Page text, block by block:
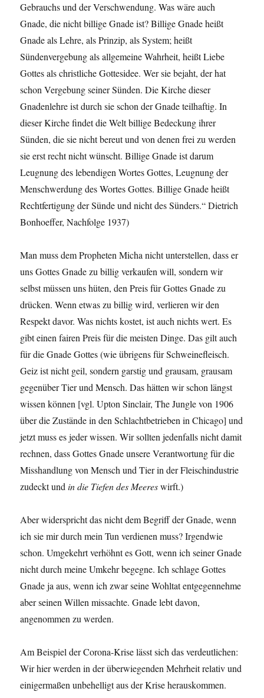
Gebrauchs und der Verschwendung. Was wäre auch
Gnade, die nicht billige Gnade ist? Billige Gnade heißt
Gnade als Lehre, als Prinzip, als System; heißt
Sündenvergebung als allgemeine Wahrheit, heißt Liebe
Gottes als christliche Gottesidee. Wer sie bejaht, der hat
schon Vergebung seiner Sünden. Die Kirche dieser
Gnadenlehre ist durch sie schon der Gnade teilhaftig. In
dieser Kirche findet die Welt billige Bedeckung ihrer
Sünden, die sie nicht bereut und von denen frei zu werden
sie erst recht nicht wünscht. Billige Gnade ist darum
Leugnung des lebendigen Wortes Gottes, Leugnung der
Menschwerdung des Wortes Gottes. Billige Gnade heißt
Rechtfertigung der Sünde und nicht des Sünders.“ Dietrich
Bonhoeffer, Nachfolge 1937)
Man muss dem Propheten Micha nicht unterstellen, dass er
uns Gottes Gnade zu billig verkaufen will, sondern wir
selbst müssen uns hüten, den Preis für Gottes Gnade zu
drücken. Wenn etwas zu billig wird, verlieren wir den
Respekt davor. Was nichts kostet, ist auch nichts wert. Es
gibt einen fairen Preis für die meisten Dinge. Das gilt auch
für die Gnade Gottes (wie übrigens für Schweinefleisch.
Geiz ist nicht geil, sondern garstig und grausam, grausam
gegenüber Tier und Mensch. Das hätten wir schon längst
wissen können [vgl. Upton Sinclair, The Jungle von 1906
über die Zustände in den Schlachtbetrieben in Chicago] und
jetzt muss es jeder wissen. Wir sollten jedenfalls nicht damit
rechnen, dass Gottes Gnade unsere Verantwortung für die
Misshandlung von Mensch und Tier in der Fleischindustrie
zudeckt undin die Tiefen des Meereswirft.)
Aber widerspricht das nicht dem Begriff der Gnade, wenn
ich sie mir durch mein Tun verdienen muss? Irgendwie
schon. Umgekehrt verhöhnt es Gott, wenn ich seiner Gnade
nicht durch meine Umkehr begegne. Ich schlage Gottes
Gnade ja aus, wenn ich zwar seine Wohltat entgegennehme
aber seinen Willen missachte. Gnade lebt davon,
angenommen zu werden.
Am Beispiel der Corona-Krise lässt sich das verdeutlichen:
Wir hier werden in der überwiegenden Mehrheit relativ und
einigermaßen unbehelligt aus der Krise herauskommen.